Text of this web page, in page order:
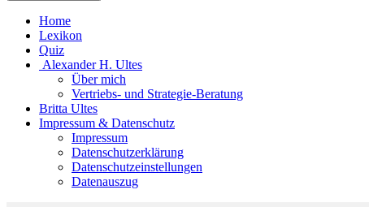
Home
Lexikon
Quiz
Alexander H. Ultes
Über mich
Vertriebs- und Strategie-Beratung
Britta Ultes
Impressum & Datenschutz
Impressum
Datenschutzerklärung
Datenschutzeinstellungen
Datenauszug